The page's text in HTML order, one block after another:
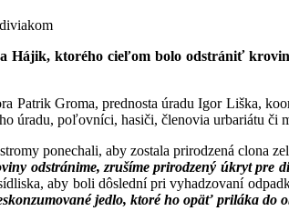
Hájik, ktorého cieľom bolo odstrániť
Patrik Groma, prednosta úradu Igor Liška,
úradu, poľovníci, hasiči, členovia urbariátu či
ponechali, aby zostala prirodzená clona
odstránime, zrušíme prirodzený úkryt pre
aby boli dôslední pri vyhadzovaní
jedlo, ktoré ho opäť priláka do